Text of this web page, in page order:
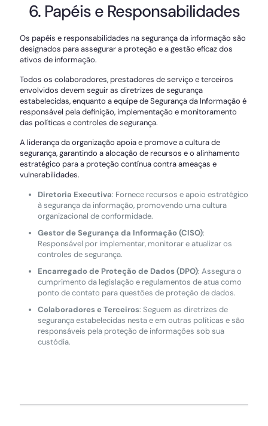
6. Papéis e Responsabilidades
Os papéis e responsabilidades na segurança da informação são
designados para assegurar a proteção e a gestão eficaz dos
ativos de informação.
Todos os colaboradores, prestadores de serviço e terceiros
envolvidos devem seguir as diretrizes de segurança
estabelecidas, enquanto a equipe de Segurança da Informação é
responsável pela definição, implementação e monitoramento
das políticas e controles de segurança.
A liderança da organização apoia e promove a cultura de
segurança, garantindo a alocação de recursos e o alinhamento
estratégico para a proteção contínua contra ameaças e
vulnerabilidades.
Diretoria Executiva: Fornece recursos e apoio estratégico
à segurança da informação, promovendo uma cultura
organizacional de conformidade.
Gestor de Segurança da Informação (CISO):
Responsável por implementar, monitorar e atualizar os
controles de segurança.
Encarregado de Proteção de Dados (DPO): Assegura o
cumprimento da legislação e regulamentos de atua como
ponto de contato para questões de proteção de dados.
Colaboradores e Terceiros: Seguem as diretrizes de
segurança estabelecidas nesta e em outras políticas e são
responsáveis pela proteção de informações sob sua
custódia.